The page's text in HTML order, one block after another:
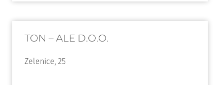
TON – ALE D.O.O.
Zelenice, 25